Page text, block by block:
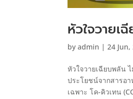
หัวใจวายเ
byadmin |24 Jun,
หัวใจวายเฉียบพลัน
ประโยชน์จากสารอ
เฉพาะ โค-คิวเทน